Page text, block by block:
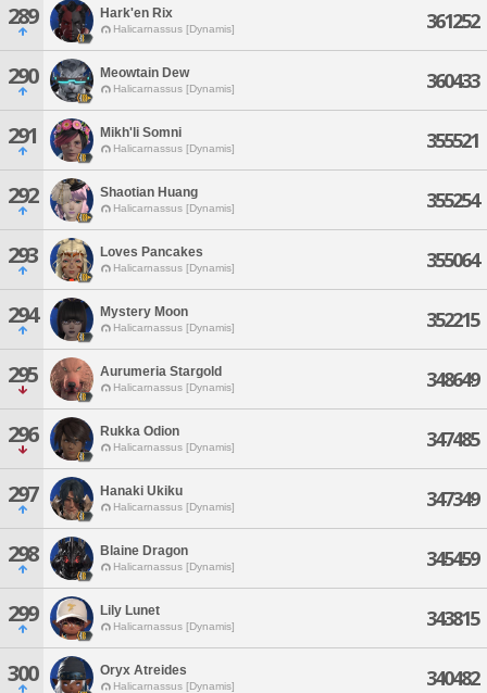
289 Hark'en Rix
Halicarnassus [Dynamis] 361252
290 Meowtain Dew
Halicarnassus [Dynamis] 360433
291 Mikh'li Somni
Halicarnassus [Dynamis] 355521
292 Shaotian Huang
Halicarnassus [Dynamis] 355254
293 Loves Pancakes
Halicarnassus [Dynamis] 355064
294 Mystery Moon
Halicarnassus [Dynamis] 352215
295 Aurumeria Stargold
Halicarnassus [Dynamis] 348649
296 Rukka Odion
Halicarnassus [Dynamis] 347485
297 Hanaki Ukiku
Halicarnassus [Dynamis] 347349
298 Blaine Dragon
Halicarnassus [Dynamis] 345459
299 Lily Lunet
Halicarnassus [Dynamis] 343815
300 Oryx Atreides
Halicarnassus [Dynamis] 340482